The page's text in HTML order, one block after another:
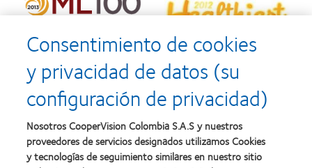
Consentimiento de cookies
y privacidad de datos (su
configuración de privacidad)
Nosotros CooperVision Colombia S.A.S y nuestros
proveedores de servicios designados utilizamos Cookies
y tecnologías de seguimiento similares en nuestro sitio